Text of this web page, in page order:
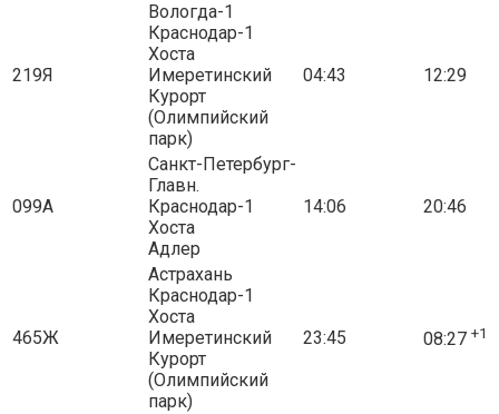
219Я
Вологда-1
Краснодар-1
Хоста
Имеретинский
Курорт
(Олимпийский
парк)
04:43 12:29
099А
Санкт-Петербург-
Главн.
Краснодар-1
Хоста
Адлер
14:06 20:46
465Ж
Астрахань
Краснодар-1
Хоста
Имеретинский
Курорт
(Олимпийский
парк)
23:45 08:27 +1